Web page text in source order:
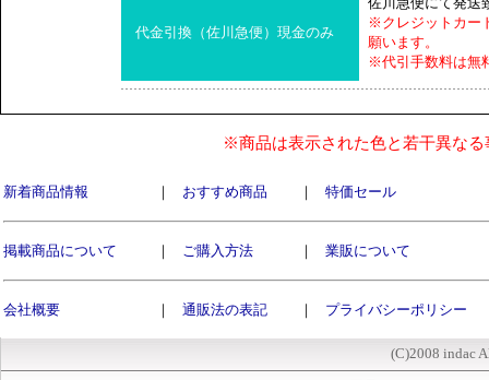
代金引換（佐川急便）現金のみ
※クレジットカー
願います。
※代引手数料は無
※商品は表示された色と若干異な
新着商品情報 ｜ おすすめ商品 ｜ 特価セール
掲載商品について ｜ ご購入方法 ｜ 業販について
会社概要 ｜ 通販法の表記 ｜ プライバシーポリシー
(C)2008 indac